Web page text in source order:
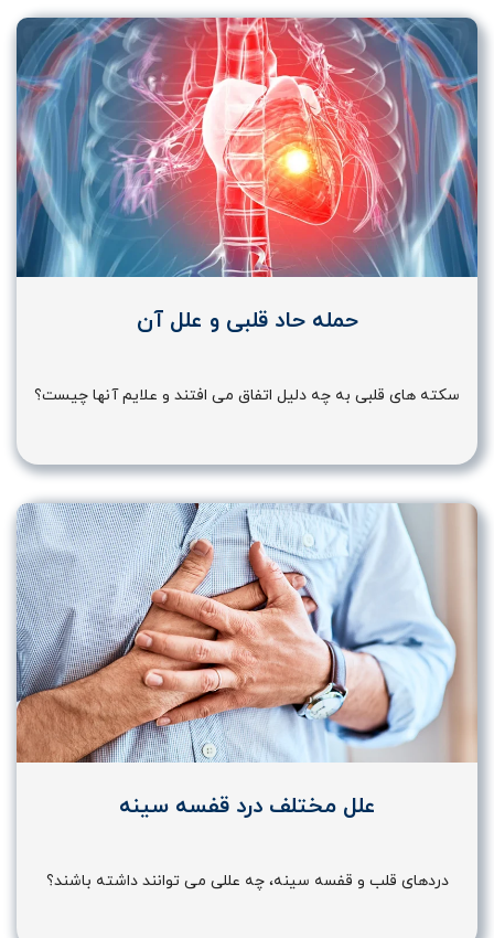
حمله حاد قلبی و علل آن
سکته های قلبی به چه دلیل اتفاق می افتند و علایم آنها چیست؟
علل مختلف درد قفسه سینه
دردهای قلب و قفسه سینه، چه عللی می توانند داشته باشند؟